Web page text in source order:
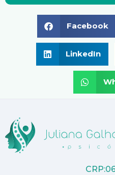
Facebook
LinkedIn